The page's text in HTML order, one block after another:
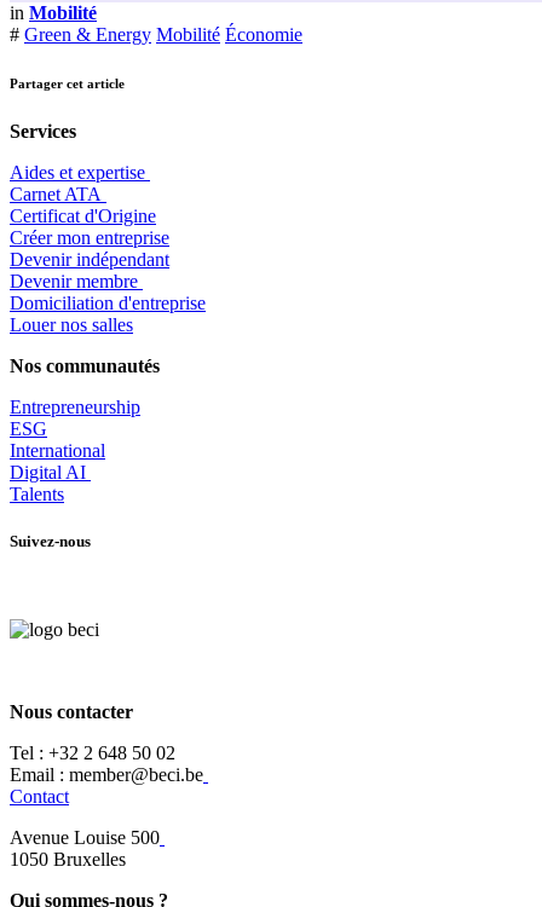
in Mobilité
# Green & Energy Mobilité Économie
Partager cet article
Services
Aides et expertise
​Carnet ATA
Certificat d'Origine
Créer mon entreprise
Devenir indépendant
Devenir membre
​Domiciliation d'entreprise
Louer nos salles
Nos communautés
Entrepreneurship
ESG
International
Digital AI
Talents
Suivez-nous
Nous contacter
Tel : +32 2 648 50 02​
​​Email : member@beci.be
Contact
Avenue Louise 500
​1050 Bruxelles
Qui sommes-nous ?